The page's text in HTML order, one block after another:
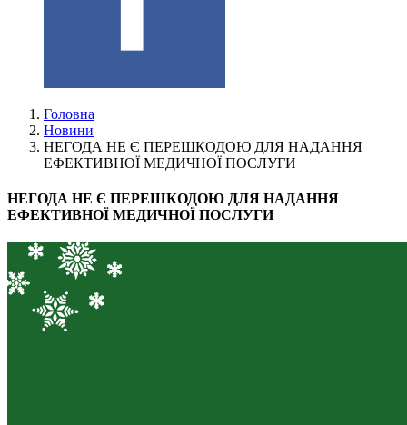
Головна
Новини
НЕГОДА НЕ Є ПЕРЕШКОДОЮ ДЛЯ НАДАННЯ
ЕФЕКТИВНОЇ МЕДИЧНОЇ ПОСЛУГИ
НЕГОДА НЕ Є ПЕРЕШКОДОЮ ДЛЯ НАДАННЯ
ЕФЕКТИВНОЇ МЕДИЧНОЇ ПОСЛУГИ